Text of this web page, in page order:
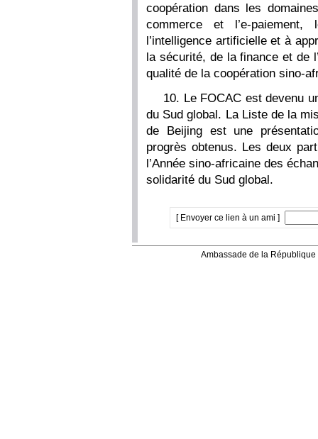
coopération dans les
commerce et l’e-
l’intelligence artificielle et à
la sécurité, de la finance et de
qualité de la coopération sino-
10. Le FOCAC est devenu
du Sud global. La Liste de la
de Beijing est une
progrès obtenus. Les deux
l’Année sino-africaine des
solidarité du Sud global.
[ Envoyer ce lien à un ami ]
Ambassade de la